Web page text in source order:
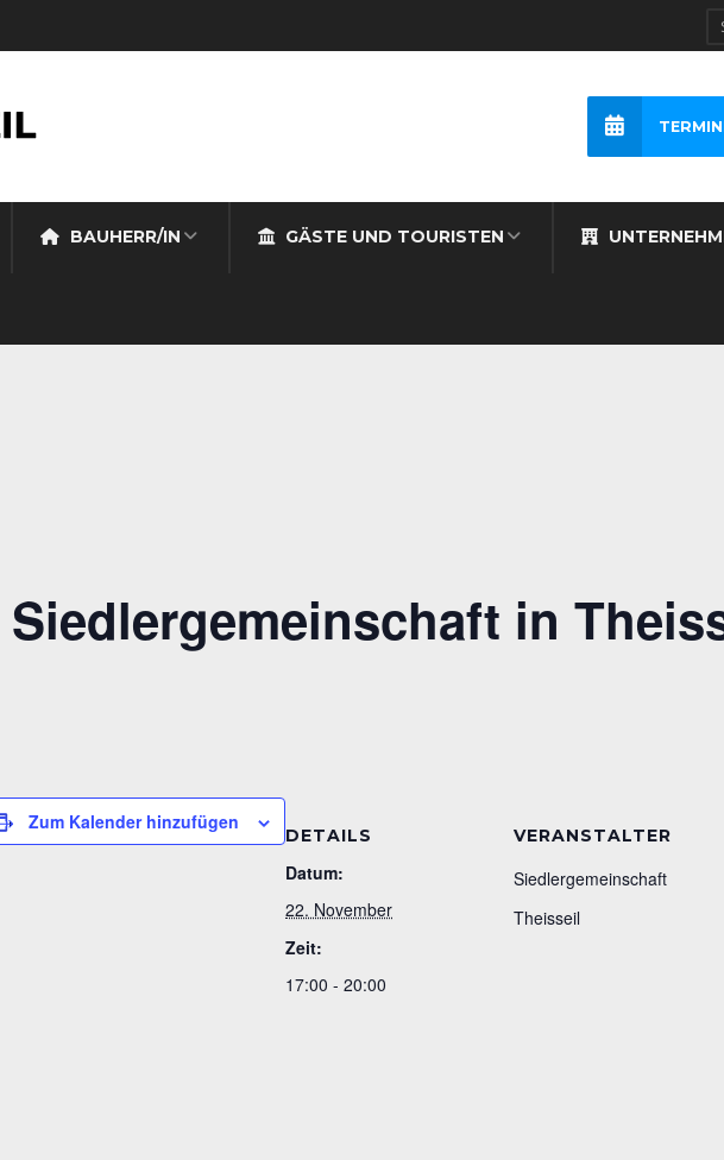
BAUHERR/IN GÄSTE UND TOURISTEN
in
Zum Kalender hinzufügen
DETAILS
Datum:
22. November
Zeit:
17:00 - 20:00
VERANSTALTER
Siedlergemeinschaft
Theisseil